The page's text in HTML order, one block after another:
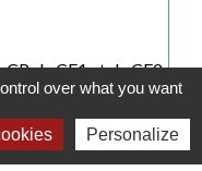
du CE1 et du CE2
CM1, CM2 et 6e -
over what you want
Personalize